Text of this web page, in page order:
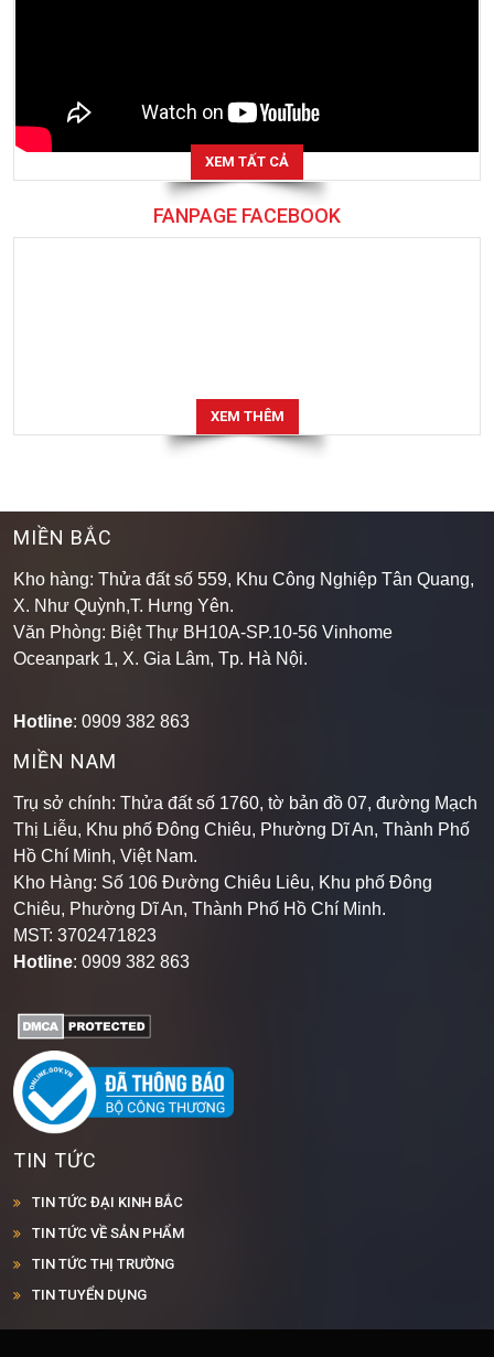
XEM TẤT CẢ
FANPAGE FACEBOOK
XEM THÊM
MIỀN BẮC
Kho hàng: Thửa đất số 559, Khu Công Nghiệp Tân Quang,
X. Như Quỳnh,T. Hưng Yên.
Văn Phòng: Biệt Thự BH10A-SP.10-56 Vinhome
Hotline: 0909 382 863
MIỀN NAM
Trụ sở chính: Thửa đất số 1760, tờ bản đồ 07, đường Mạch
Thị Liễu, Khu phố Đông Chiêu, Phường Dĩ An, Thành Phố
Hồ Chí Minh, Việt Nam.
Kho Hàng: Số 106 Đường Chiêu Liêu, Khu phố Đông
Chiêu, Phường Dĩ An, Thành Phố Hồ Chí Minh
MST: 3702471823
TIN TỨC
TIN TỨC ĐẠI KINH BẮC
TIN TỨC VỀ SẢN PHẨM
TIN TỨC THỊ TRƯỜNG